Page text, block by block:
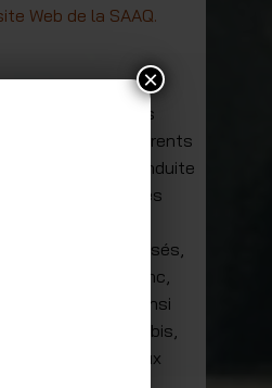
Web de la SAAQ.
effectue des
sur différents
dont la conduite
Afin que les
et que l’on
des publics visés,
renouveler et donc,
Nous revenons ainsi
choc sur le cannabis,
comprendre aux
×